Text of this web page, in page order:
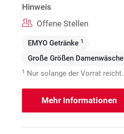
Hinweis
Offene Stellen
EMYO Getränke 1
Große Größen Damenwäsche
1 Nur solange der Vorrat reicht.
Mehr Informationen